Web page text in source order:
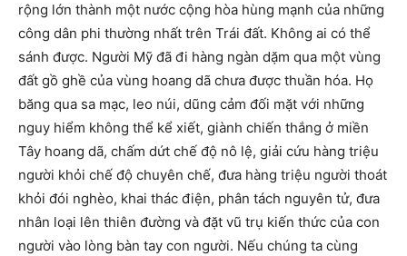
rộng lớn thành một nước cộng hòa hùng mạnh của những
công dân phi thường nhất trên Trái đất. Không ai có thể
sánh được. Người Mỹ đã đi hàng ngàn dặm qua một vùng
đất gồ ghề của vùng hoang dã chưa được thuần hóa. Họ
băng qua sa mạc, leo núi, dũng cảm đối mặt với những
nguy hiểm không thể kể xiết, giành chiến thắng ở miền
Tây hoang dã, chấm dứt chế độ nô lệ, giải cứu hàng triệu
người khỏi chế độ chuyên chế, đưa hàng triệu người thoát
khỏi đói nghèo, khai thác điện, phân tách nguyên tử, đưa
nhân loại lên thiên đường và đặt vũ trụ kiến ​​thức của con
người vào lòng bàn tay con người. Nếu chúng ta cùng